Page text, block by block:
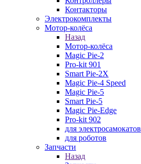
Контакторы
Электрокомплекты
Мотор-колёса
Назад
Мотор-колёса
Magic Pie-2
Pro-kit 901
Smart Pie-2X
Magic Pie-4 Speed
Magic Pie-5
Smart Pie-5
Magic Pie-Edge
Pro-kit 902
для электросамокатов
для роботов
Запчасти
Назад